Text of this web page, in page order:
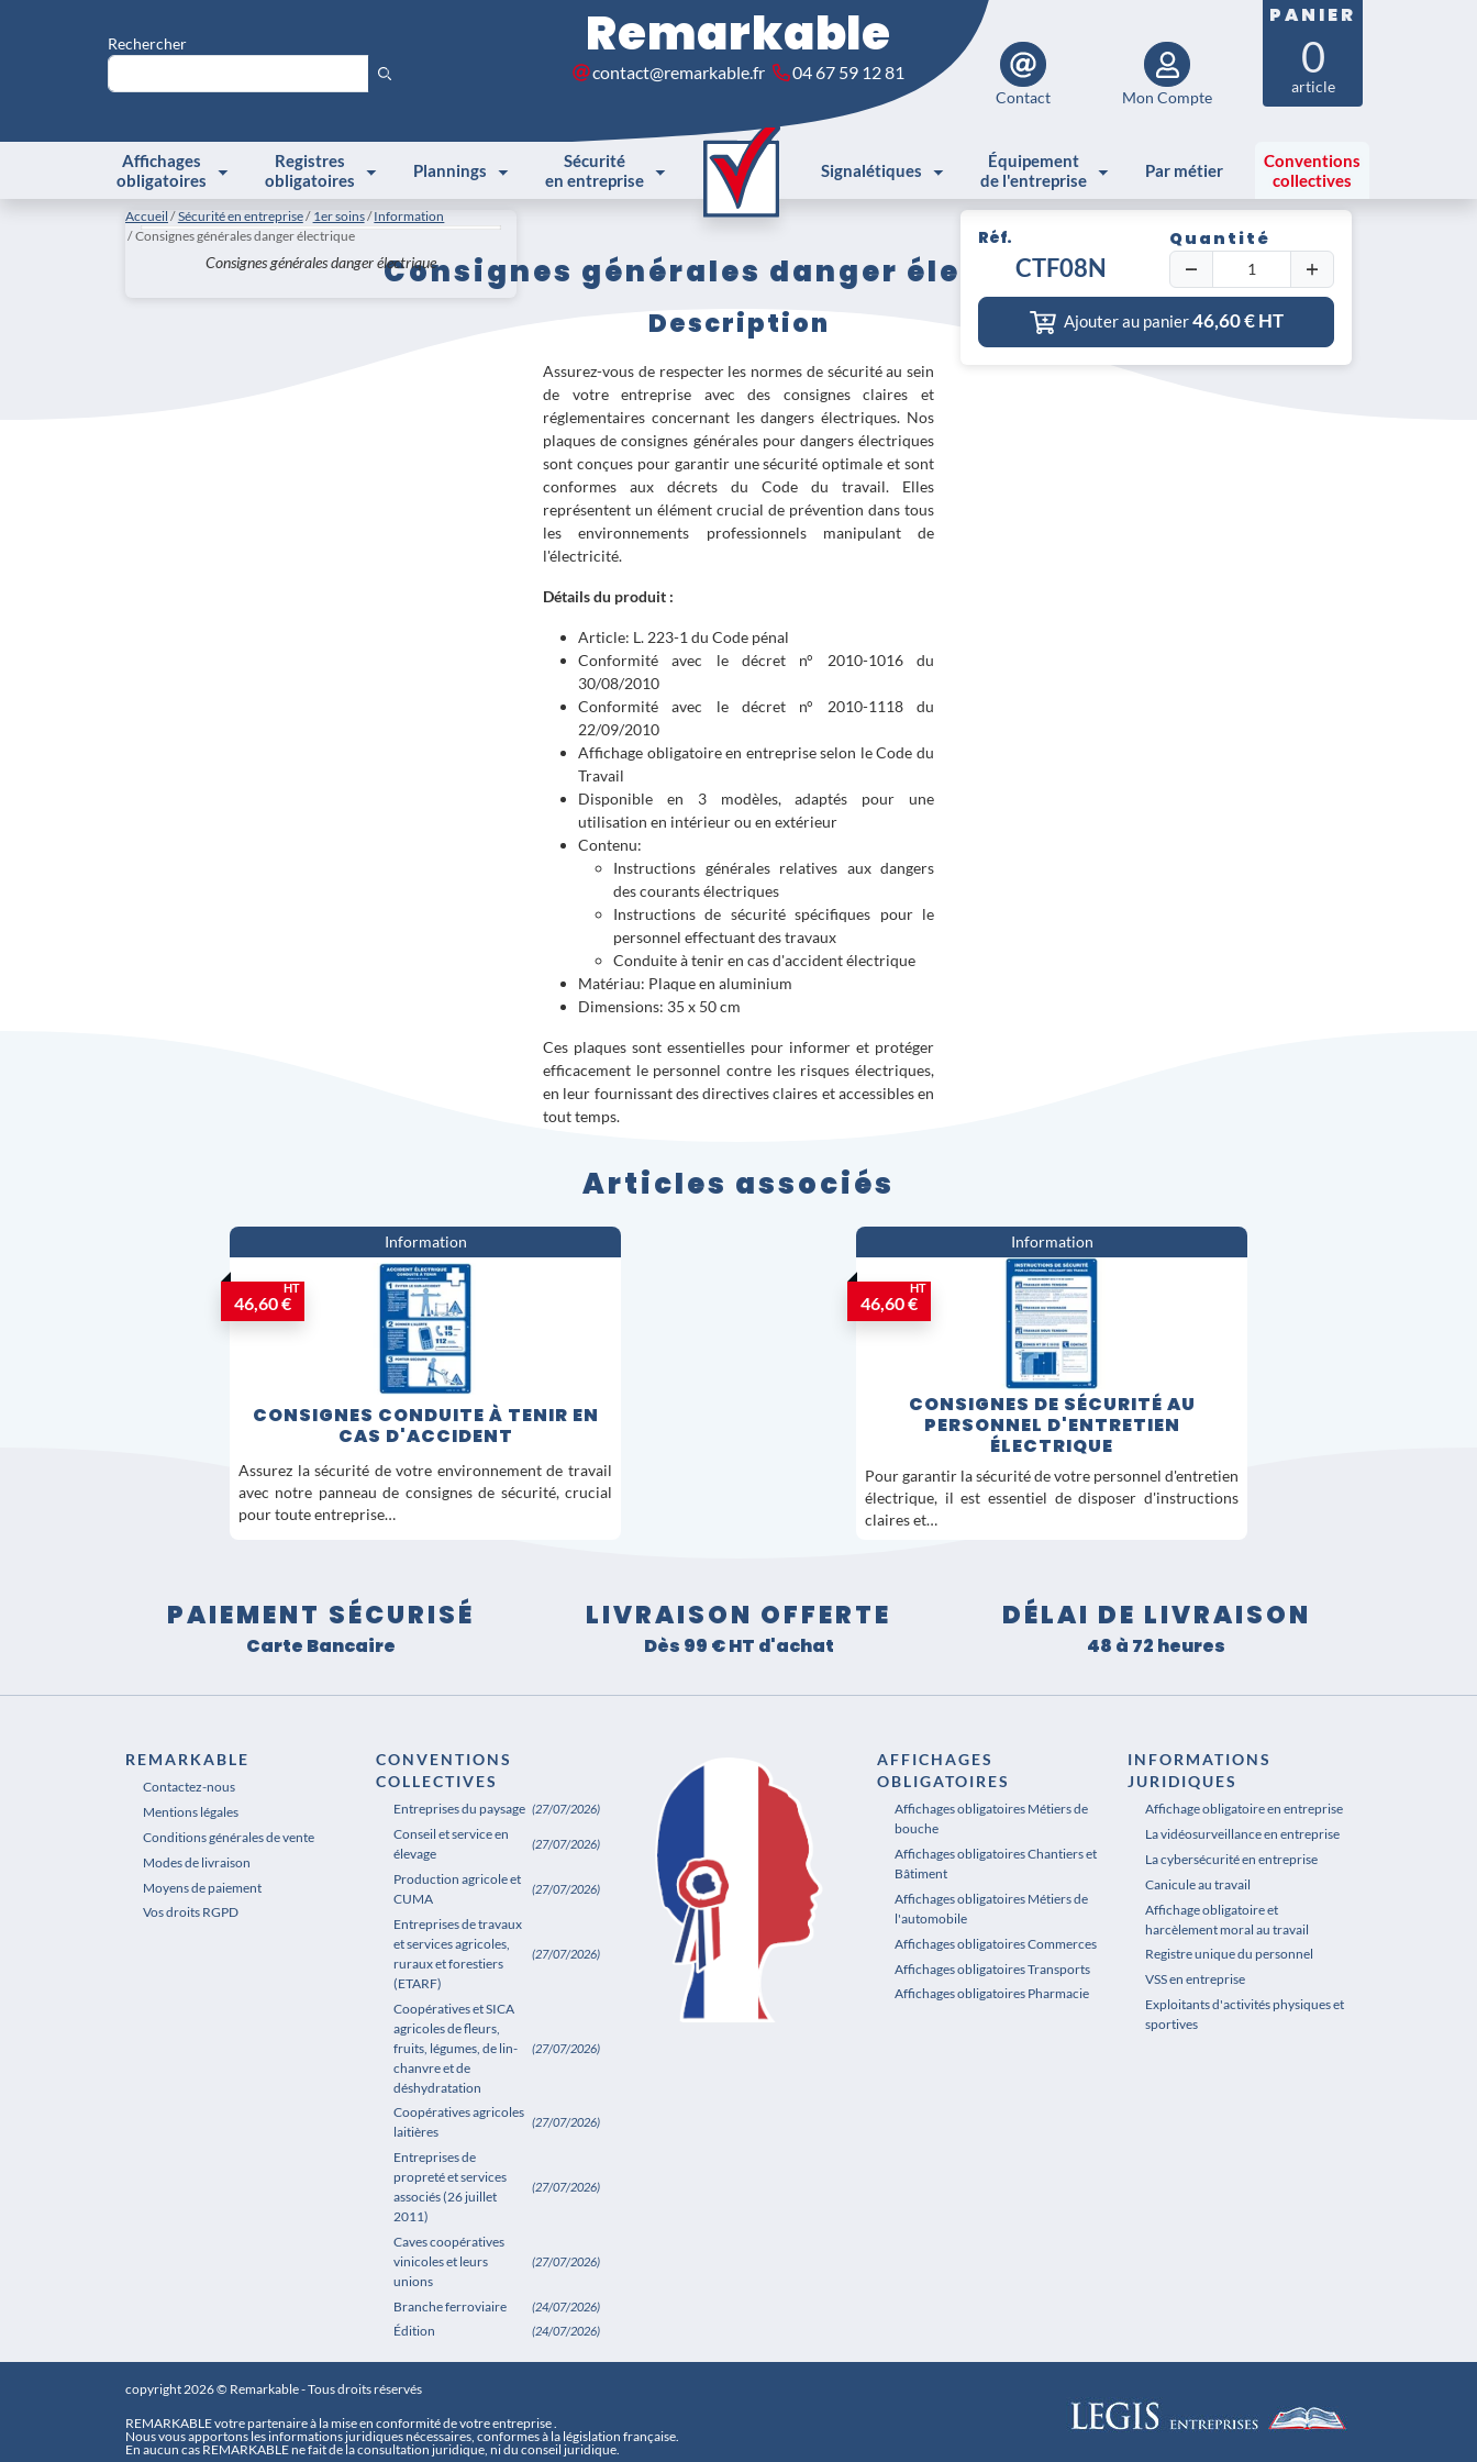
Rechercher Remarkable
contact@remarkable.fr 04 67 59 12 81
Contact Mon Compte
PANIER
0
article
Affichages
obligatoires
Registres
obligatoires
Plannings
Sécurité
en entreprise
Signalétiques
Équipement
de l'entreprise
Par métier
Conventions
collectives
Accueil Sécurité en entreprise 1er soins
Information
Consignes générales danger électrique
Consignes générales danger électrique
Consignes générales danger électrique
Description
Assurez-vous de respecter les normes de sécurité au sein
de votre entreprise avec des consignes claires et
réglementaires concernant les dangers électriques. Nos
plaques de consignes générales pour dangers électriques
sont conçues pour garantir une sécurité optimale et sont
conformes aux décrets du Code du travail. Elles
représentent un élément crucial de prévention dans tous
les environnements professionnels manipulant de
l'électricité.
Détails du produit :
Article: L. 223-1 du Code pénal
Conformité avec le décret n° 2010-1016 du
30/08/2010
Conformité avec le décret n° 2010-1118 du
22/09/2010
Affichage obligatoire en entreprise selon le Code du
Travail
Disponible en 3 modèles, adaptés pour une
utilisation en intérieur ou en extérieur
Contenu:
Instructions générales relatives aux dangers
des courants électriques
Instructions de sécurité spécifiques pour le
personnel effectuant des travaux
Conduite à tenir en cas d'accident électrique
Matériau: Plaque en aluminium
Dimensions: 35 x 50 cm
Ces plaques sont essentielles pour informer et protéger
efficacement le personnel contre les risques électriques,
en leur fournissant des directives claires et accessibles en
tout temps.
Réf.
CTF08N
Quantité
Ajouter au panier46,60€ HT
Articles associés
Information
46,60 €
HT
CONSIGNES CONDUITE À TENIR EN
CAS D'ACCIDENT
Assurez la sécurité de votre environnement de travail
avec notre panneau de consignes de sécurité, crucial
pour toute entreprise…
Information
46,60 €
HT
CONSIGNES DE SÉCURITÉ AU
PERSONNEL D'ENTRETIEN
ÉLECTRIQUE
Pour garantir la sécurité de votre personnel d'entretien
électrique, il est essentiel de disposer d'instructions
claires et…
PAIEMENT SÉCURISÉ
Carte Bancaire
LIVRAISON OFFERTE
Dès 99 € HT d'achat
DÉLAI DE LIVRAISON
48 à 72 heures
REMARKABLE
Contactez-nous
Mentions légales
Conditions générales de vente
Modes de livraison
Moyens de paiement
Vos droits RGPD
CONVENTIONS
COLLECTIVES
Entreprises du paysage (27/07/2026)
Conseil et service en
élevage
(27/07/2026)
Production agricole et
CUMA
(27/07/2026)
Entreprises de travaux
et services agricoles,
ruraux et forestiers
(ETARF)
(27/07/2026)
Coopératives et SICA
agricoles de fleurs,
fruits, légumes, de lin-
chanvre et de
déshydratation
(27/07/2026)
Coopératives agricoles
laitières
(27/07/2026)
Entreprises de
propreté et services
associés (26 juillet
2011)
(27/07/2026)
Caves coopératives
vinicoles et leurs
unions
(27/07/2026)
Branche ferroviaire (24/07/2026)
Édition (24/07/2026)
AFFICHAGES
OBLIGATOIRES
Affichages obligatoires Métiers de
bouche
Affichages obligatoires Chantiers et
Bâtiment
Affichages obligatoires Métiers de
l'automobile
Affichages obligatoires Commerces
Affichages obligatoires Transports
Affichages obligatoires Pharmacie
INFORMATIONS
JURIDIQUES
Affichage obligatoire en entreprise
La vidéosurveillance en entreprise
La cybersécurité en entreprise
Canicule au travail
Affichage obligatoire et
harcèlement moral au travail
Registre unique du personnel
VSS en entreprise
Exploitants d'activités physiques et
sportives
copyright 2026 © Remarkable - Tous droits réservés
REMARKABLE votre partenaire à la mise en conformité de votre entreprise .
Nous vous apportons les informations juridiques nécessaires, conformes à la législation française.
En aucun cas REMARKABLE ne fait de la consultation juridique, ni du conseil juridique.